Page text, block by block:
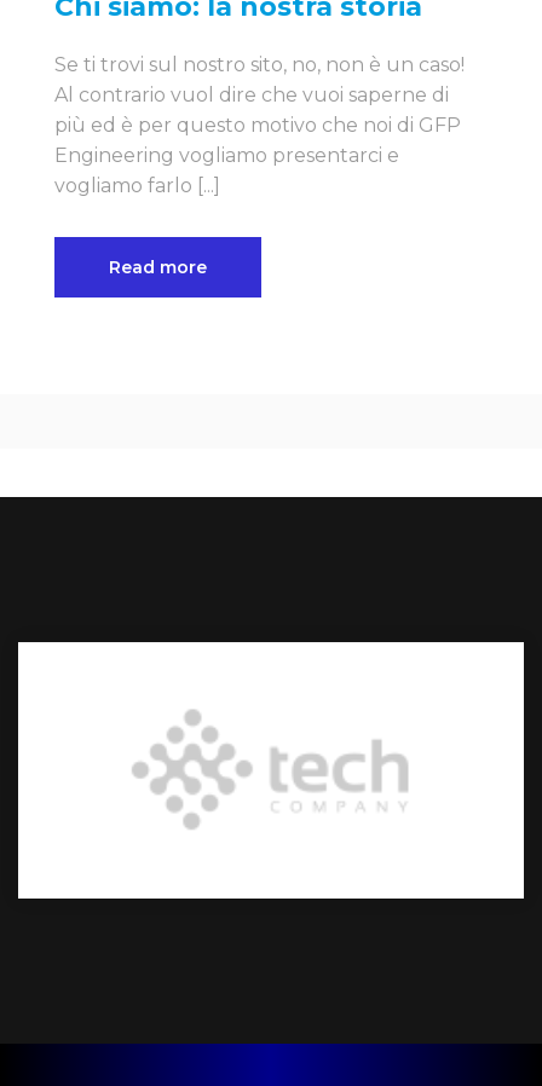
Se ti trovi sul nostro sito, no, non è un caso!
Al contrario vuol dire che vuoi saperne di
più ed è per questo motivo che noi di GFP
Engineering vogliamo presentarci e
vogliamo farlo [...]
Read more